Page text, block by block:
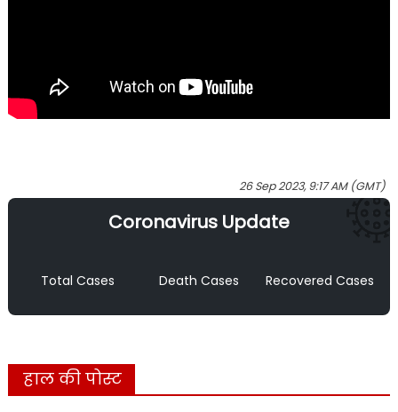
26 Sep 2023, 9:17 AM (GMT)
Coronavirus Update
Total Cases Death Cases Recovered Cases
हाल की पोस्ट